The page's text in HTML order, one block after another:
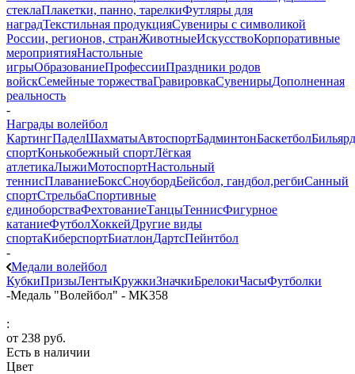
стеклаПлакетки, панно, тарелкиФутляры для
наградТекстильная продукцияСувениры с символикой
России, регионов, странЖивотныеИскусствоКорпоративные
мероприятияНастольные
игрыОбразованиеПрофессииПраздники родов
войскСемейные торжестваГравировкаСувенирыДополненная
реальность
-
Награды волейбол
КартингПаделШахматыАвтоспортБадминтонБаскетболБильярд
спортКонькобежный спортЛёгкая
атлетикаЛыжиМотоспортНастольный
теннисПлаваниеБоксСноубордБейсбол, гандбол,регбиСанный
спортСтрельбаСпортивные
единоборстваФехтованиеТанцыТеннисФигурное
катаниеФутболХоккейДругие виды
спортаКиберспортБиатлонДартсПейнтбол
-
Медали волейбол
КубкиПризыЛентыКружкиЗначкиБрелокиЧасыФутболки
-Медаль "Волейбол" - MK358
:
от 238 руб.
Есть в наличии
Цвет